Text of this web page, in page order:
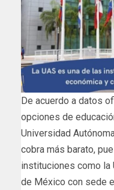
De acuerdo a datos
opciones de
Universidad
cobra más barato,
instituciones como la
de México con sede